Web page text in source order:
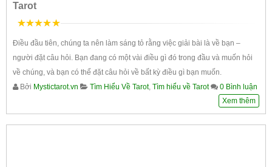
Tarot
Điều đầu tiên, chúng ta nên làm sáng tỏ rằng việc giải bài là về bạn –
người đặt câu hỏi. Bạn đang có một vài điều gì đó trong đầu và muốn hỏi
về chúng, và bạn có thể đặt câu hỏi về bất kỳ điều gì bạn muốn.
Bởi Mystictarot.vn Tìm Hiểu Về Tarot, Tìm hiểu về Tarot
0 Bình luận
Xem thêm